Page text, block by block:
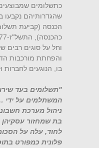
כתשלומים
הכנסה (קביעת
וחל על סוגים רבים
והפחתת מורכבות
בו, הנוגעים לחברות
"תשלומים בעד
המשתלמים על ידי
ניהול מערכת
בת שמחזור
לחוד, עלה על
פלונית כמפורט